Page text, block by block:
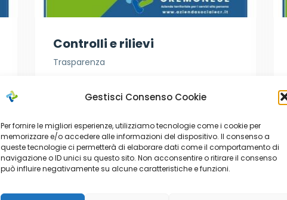
Gestisci Consenso Cookie
Per fornire le migliori esperienze, utilizziamo tecnologie come i cookie per
memorizzare e/o accedere alle informazioni del dispositivo. Il consenso a
queste tecnologie ci permetterà di elaborare dati come il comportamento di
navigazione o ID unici su questo sito. Non acconsentire o ritirare il consenso
può influire negativamente su alcune caratteristiche e funzioni.
Controlli e rilievi
Trasparenza